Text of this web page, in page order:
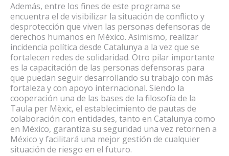
Además, entre los fines de este programa se
encuentra el de visibilizar la situación de conflicto y
desprotección que viven las personas defensoras de
derechos humanos en México. Asimismo, realizar
incidencia política desde Catalunya a la vez que se
fortalecen redes de solidaridad. Otro pilar importante
es la capacitación de las personas defensoras para
que puedan seguir desarrollando su trabajo con más
fortaleza y con apoyo internacional. Siendo la
cooperación una de las bases de la filosofía de la
Taula per Mèxic, el establecimiento de pautas de
colaboración con entidades, tanto en Catalunya como
en México, garantiza su seguridad una vez retornen a
México y facilitará una mejor gestión de cualquier
situación de riesgo en el futuro.